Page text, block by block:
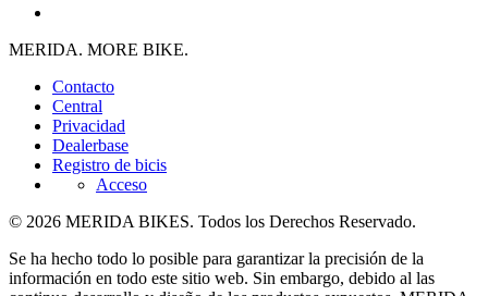
MERIDA. MORE BIKE.
Contacto
Central
Privacidad
Dealerbase
Registro de bicis
Acceso
© 2026 MERIDA BIKES. Todos los Derechos Reservado.
Se ha hecho todo lo posible para garantizar la precisión de la
información en todo este sitio web. Sin embargo, debido al las